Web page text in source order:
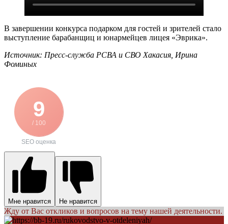
В завершении конкурса подарком для гостей и зрителей стало
выступление барабанщиц и юнармейцев лицея «Эврика».
Источник: Пресс-служба РСВА и СВО Хакасия, Ирина
Фоминых
9
/ 100
SEO оценка
Мне нравится Не нравится
Жду от Вас откликов и вопросов на тему нашей деятельности.